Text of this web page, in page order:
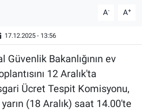
A- A+
17.12.2025 - 13:56
Güvenlik Bakanlığının ev
12 Aralık'ta
Ücret Tespit Komisyonu,
yarın (18 Aralık) saat 14.00'te